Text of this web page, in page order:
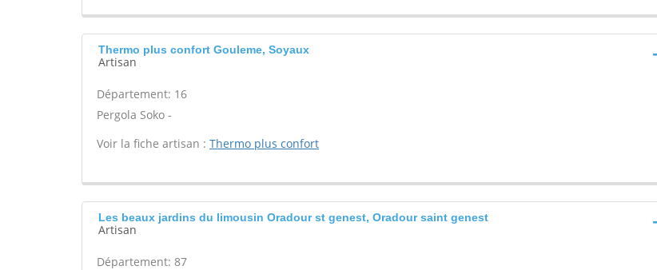
Thermo plus confort Gouleme, Soyaux
Artisan
Département: 16
Pergola Soko -
Voir la fiche artisan : Thermo plus confort
Les beaux jardins du limousin Oradour st genest, Oradour saint genest
Artisan
Département: 87